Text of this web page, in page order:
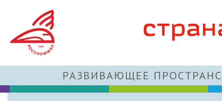
РАЗВИВАЮЩЕЕ